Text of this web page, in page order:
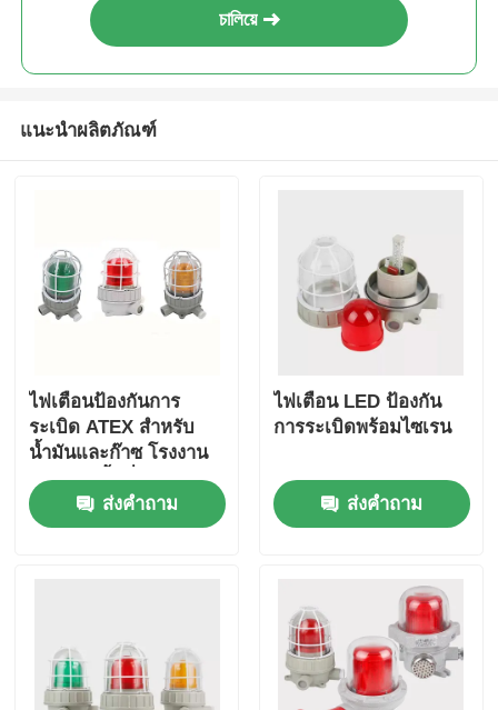
চালিয়ে
แนะนำผลิตภัณฑ์
ไฟเตือนป้องกันการ
ระเบิด ATEX สำหรับ
น้ำมันและก๊าซ โรงงาน
เคมี และพื้นที่อันตราย
ส่งคำถาม
ไฟเตือน LED ป้องกัน
การระเบิดพร้อมไซเรน
ส่งคำถาม